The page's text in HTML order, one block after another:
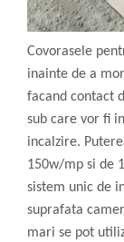
Covorasele
inainte de a
facand contact
sub care vor fi
incalzire.
150w/mp si de
sistem unic de
suprafata
mari se pot